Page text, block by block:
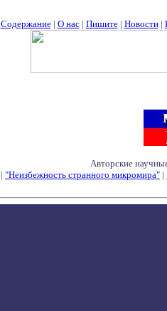
Содержание| О нас| Пишите| Новости|
Авторские
| "Неизбежность странного микромира" |